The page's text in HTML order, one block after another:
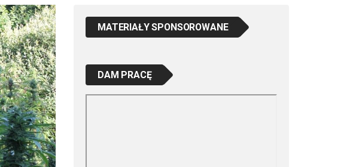
MATERIAŁY SPONSOROWANE
DAM PRACĘ